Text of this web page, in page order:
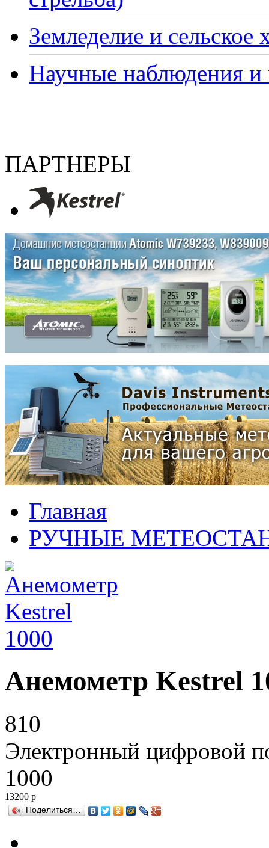
Земледелие и сельское
Научные наблюдения и
ПАРТНЕРЫ
Главная
РУЧНЫЕ
Анемометр Kestrel
810
Электронный цифровой
1000
13200 р
Поделиться…